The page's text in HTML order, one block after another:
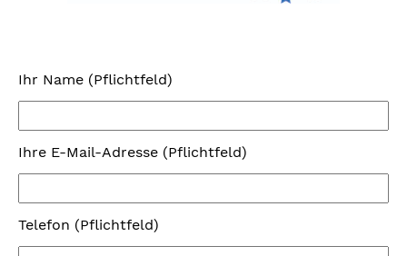
Ihr Name (Pflichtfeld)
Ihre E-Mail-Adresse (Pflichtfeld)
Telefon (Pflichtfeld)